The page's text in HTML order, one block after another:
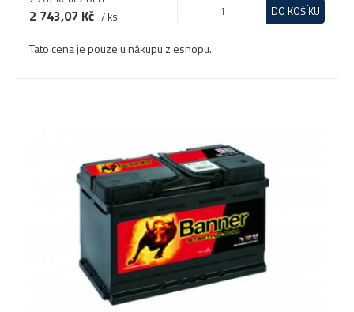
2 743,07 Kč / ks DO KOŠÍKU
Tato cena je pouze u nákupu z eshopu.